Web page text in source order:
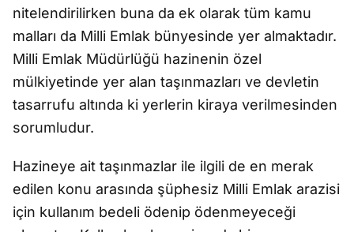
nitelendirilirken buna da ek olarak tüm kamu
malları da Milli Emlak bünyesinde yer almaktadır.
Milli Emlak Müdürlüğü hazinenin özel
mülkiyetinde yer alan taşınmazları ve devletin
tasarrufu altında ki yerlerin kiraya verilmesinden
sorumludur.
Hazineye ait taşınmazlar ile ilgili de en merak
edilen konu arasında şüphesiz Milli Emlak arazisi
için kullanım bedeli ödenip ödenmeyeceği